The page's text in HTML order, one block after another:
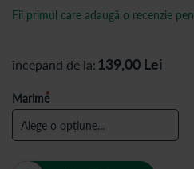
Fii primul care adaugă o recenzie
începand de la 139,00 Lei
Marime